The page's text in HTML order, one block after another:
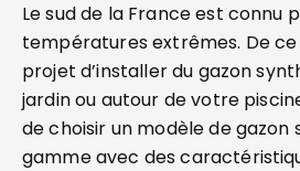
Le sud de la France est connu
températures extrêmes. De ce
projet d’installer du gazon
jardin ou autour de votre
de choisir un modèle de
gamme avec des